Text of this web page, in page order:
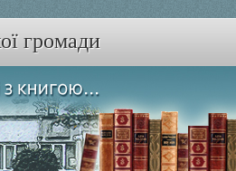
громади